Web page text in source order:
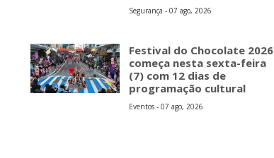
Segurança - 07 ago, 2026
Festival do Chocolate 2026
começa nesta sexta-feira
(7) com 12 dias de
programação cultural
Eventos - 07 ago, 2026